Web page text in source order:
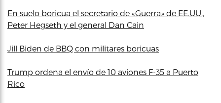
En suelo boricua el secretario de «Guerra» de EE.UU.,
Peter Hegseth y el general Dan Cain
Jill Biden de BBQ con militares boricuas
Trump ordena el envío de 10 aviones F-35 a Puerto
Rico